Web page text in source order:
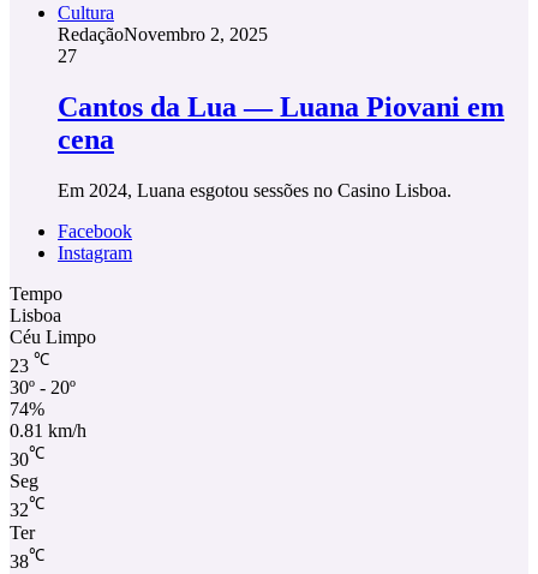
Cultura
RedaçãoNovembro 2, 2025
27
Cantos da Lua — Luana Piovani em
cena
Em 2024, Luana esgotou sessões no Casino Lisboa.
Facebook
Instagram
Tempo
Lisboa
Céu Limpo
23 ℃
30º - 20º
74%
0.81 km/h
30℃
Seg
32℃
Ter
38℃